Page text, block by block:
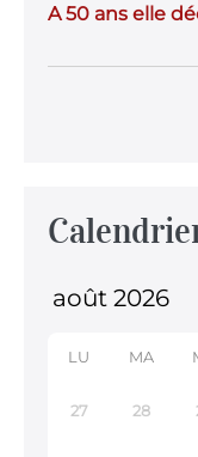
A 50 ans elle
LU MA
27 28